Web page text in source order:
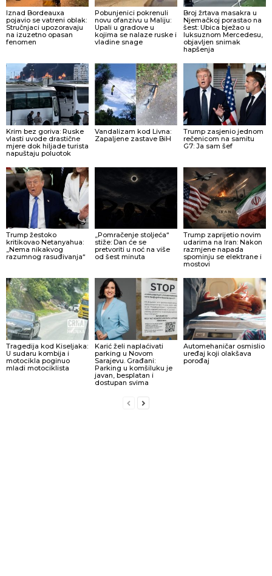
Iznad Bordeauxa
pojavio se vatreni oblak:
Stručnjaci upozoravaju
na izuzetno opasan
fenomen
Pobunjenici pokrenuli
novu ofanzivu u Maliju:
Upali u gradove u
kojima se nalaze ruske i
vladine snage
Broj žrtava masakra u
Njemačkoj porastao na
šest: Ubica bježao u
luksuznom Mercedesu,
objavljen snimak
hapšenja
Krim bez goriva: Ruske
vlasti uvode drastične
mjere dok hiljade turista
napuštaju poluotok
Vandalizam kod Livna:
Zapaljene zastave BiH
Trump zasjenio jednom
rečenicom na samitu
G7: Ja sam šef
Trump žestoko
kritikovao Netanyahua:
„Nema nikakvog
razumnog rasuđivanja“
„Pomračenje stoljeća“
stiže: Dan će se
pretvoriti u noć na više
od šest minuta
Trump zaprijetio novim
udarima na Iran: Nakon
razmjene napada
spominju se elektrane i
mostovi
Tragedija kod Kiseljaka:
U sudaru kombija i
motocikla poginuo
mladi motociklista
Karić želi naplaćivati
parking u Novom
Sarajevu. Građani:
Parking u komšiluku je
javan, besplatan i
dostupan svima
Automehaničar osmislio
uređaj koji olakšava
porođaj